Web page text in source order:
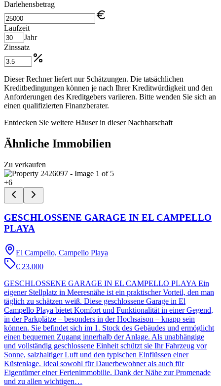
Darlehensbetrag
Laufzeit
Jahr
Zinssatz
Dieser Rechner liefert nur Schätzungen. Die tatsächlichen
Kreditbedingungen können je nach Ihrer Kreditwürdigkeit und den
Anforderungen des Kreditgebers variieren. Bitte wenden Sie sich an
einen qualifizierten Finanzberater.
Entdecken Sie weitere Häuser in dieser Nachbarschaft
Ähnliche Immobilien
Zu verkaufen
+6
GESCHLOSSENE GARAGE IN EL CAMPELLO
PLAYA
El Campello, Campello Playa
€ 23.000
GESCHLOSSENE GARAGE IN EL CAMPELLO PLAYA Ein
eigener Stellplatz in Meeresnähe ist ein praktischer Vorteil, den man
täglich zu schätzen weiß. Diese geschlossene Garage in El
Campello Playa bietet Komfort und Funktionalität in einer Gegend,
in der Parkplätze – besonders in der Hochsaison – knapp sein
können. Sie befindet sich im 1. Stock des Gebäudes und ermöglicht
einen bequemen Zugang innerhalb der Anlage. Als unabhängige
und vollständig geschlossene Einheit schützt sie Ihr Fahrzeug vor
Sonne, salzhaltiger Luft und den typischen Einflüssen einer
Küstenlage. Ideal sowohl für Dauerbewohner als auch für
Eigentümer einer Ferienimmobilie. Dank der Nähe zur Promenade
und zu allen wichtigen…